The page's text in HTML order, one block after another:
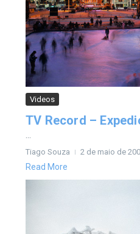
Videos
TV Record –
Tiago Souza 2 de maio de
Read More